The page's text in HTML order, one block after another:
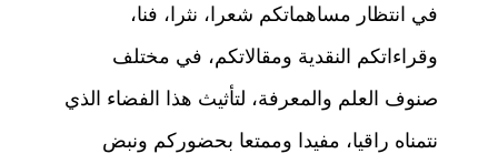
في انتظار مساهماتكم شعرا، نثرا، فنا،
وقراءاتكم النقدية ومقالاتكم، في مختلف
صنوف العلم والمعرفة، لتأثيث هذا الفضاء الذي
نتمناه راقيا، مفيدا وممتعا بحضوركم ونبض